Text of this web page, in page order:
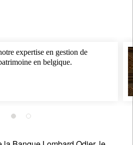
expertise en gestion de
en belgique.
Prénom